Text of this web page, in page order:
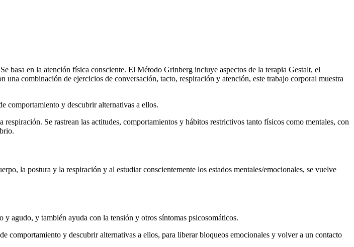
basa en la atención física consciente. El Método Grinberg incluye aspectos de la terapia Gestalt, el
combinación de ejercicios de conversación, tacto, respiración y atención, este trabajo corporal muestra
comportamiento y descubrir alternativas a ellos.
Se rastrean las actitudes, comportamientos y hábitos restrictivos tanto físicos como mentales, con
la postura y la respiración y al estudiar conscientemente los estados mentales/emocionales, se vuelve
agudo, y también ayuda con la tensión y otros síntomas psicosomáticos.
y descubrir alternativas a ellos, para liberar bloqueos emocionales y volver a un contacto